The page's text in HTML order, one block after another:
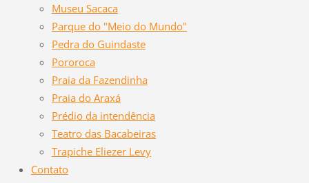
Museu Sacaca
Parque do "Meio do Mundo"
Pedra do Guindaste
Pororoca
Praia da Fazendinha
Praia do Araxá
Prédio da intendência
Teatro das Bacabeiras
Trapiche Eliezer Levy
Contato